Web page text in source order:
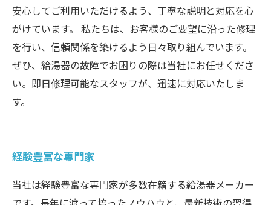
安心してご利用いただけるよう、丁寧な説明と対応を心
がけています。 私たちは、お客様のご要望に沿った修理
を行い、信頼関係を築けるよう日々取り組んでいます。
ぜひ、給湯器の故障でお困りの際は当社にお任せくださ
い。即日修理可能なスタッフが、迅速に対応いたしま
す。
経験豊富な専門家
当社は経験豊富な専門家が多数在籍する給湯器メーカー